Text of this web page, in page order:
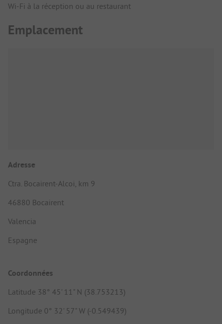
Wi-Fi à la réception ou au restaurant
Emplacement
Adresse
Ctra. Bocairent-Alcoi, km 9
46880 Bocairent
Valencia
Espagne
Coordonnées
Latitude 38° 45' 11" N (38.753213)
Longitude 0° 32' 57" W (-0.549439)